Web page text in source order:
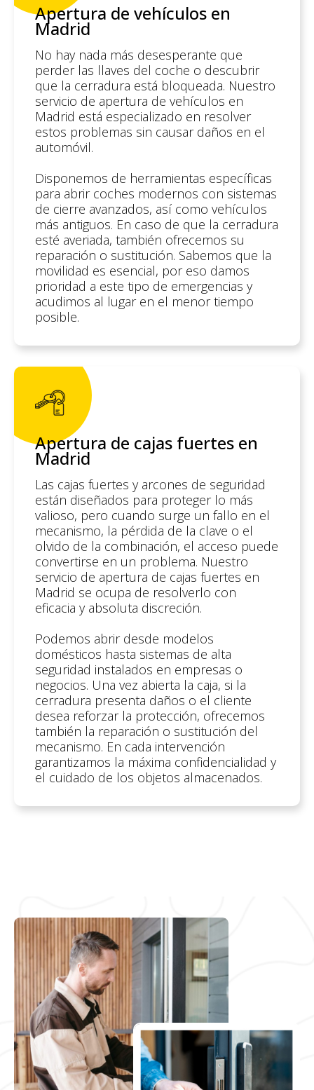
Apertura de vehículos en
Madrid
No hay nada más desesperante que
perder las llaves del coche o descubrir
que la cerradura está bloqueada. Nuestro
servicio de apertura de vehículos en
Madrid está especializado en resolver
estos problemas sin causar daños en el
automóvil.
Disponemos de herramientas específicas
para abrir coches modernos con sistemas
de cierre avanzados, así como vehículos
más antiguos. En caso de que la cerradura
esté averiada, también ofrecemos su
reparación o sustitución. Sabemos que la
movilidad es esencial, por eso damos
prioridad a este tipo de emergencias y
acudimos al lugar en el menor tiempo
posible.
Apertura de cajas fuertes en
Madrid
Las cajas fuertes y arcones de seguridad
están diseñados para proteger lo más
valioso, pero cuando surge un fallo en el
mecanismo, la pérdida de la clave o el
olvido de la combinación, el acceso puede
convertirse en un problema. Nuestro
servicio de apertura de cajas fuertes en
Madrid se ocupa de resolverlo con
eficacia y absoluta discreción.
Podemos abrir desde modelos
domésticos hasta sistemas de alta
seguridad instalados en empresas o
negocios. Una vez abierta la caja, si la
cerradura presenta daños o el cliente
desea reforzar la protección, ofrecemos
también la reparación o sustitución del
mecanismo. En cada intervención
garantizamos la máxima confidencialidad y
el cuidado de los objetos almacenados.